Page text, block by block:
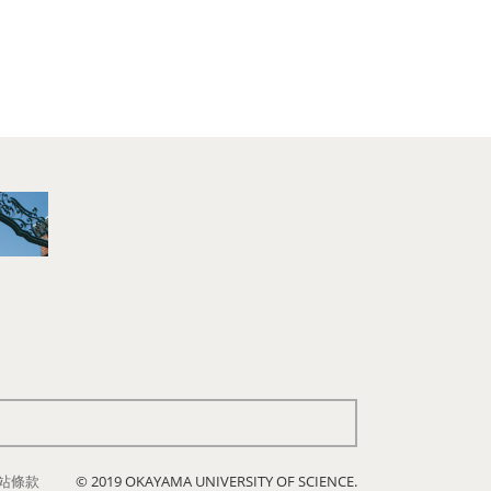
條款 © 2019 OKAYAMA UNIVERSITY OF SCIENCE.